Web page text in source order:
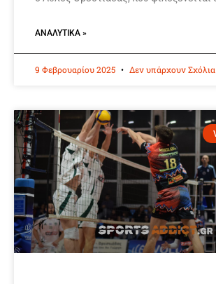
ΑΝΑΛΥΤΙΚΆ »
9 Φεβρουαρίου 2025 Δεν υπάρχουν Σχόλια